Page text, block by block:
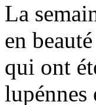
La
en
qui ont
lupénnes